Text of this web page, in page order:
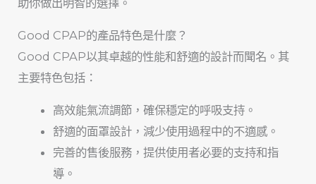
Good CPAP的產品特色是什麼？
Good CPAP以其卓越的性能和舒適的設計而聞名。其
主要特色包括：
高效能氣流調節，確保穩定的呼吸支持。
舒適的面罩設計，減少使用過程中的不適感。
完善的售後服務，提供使用者必要的支持和指
導。